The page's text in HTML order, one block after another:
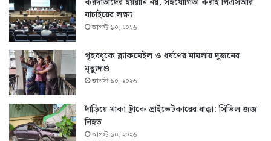
যাচাইয়ের লক্ষ্য
আগস্ট ১০, ২০২৬
গৃহবধূকে ব্ল্যাকমেইল ও ধর্ষণের মামলায় দুজনের
মৃত্যুদণ্ড
আগস্ট ১০, ২০২৬
দাঁড়িয়ে থাকা ট্রাকে প্রাইভেটকারের ধাক্কা: সিভিল জজ
নিহত
আগস্ট ১০, ২০২৬